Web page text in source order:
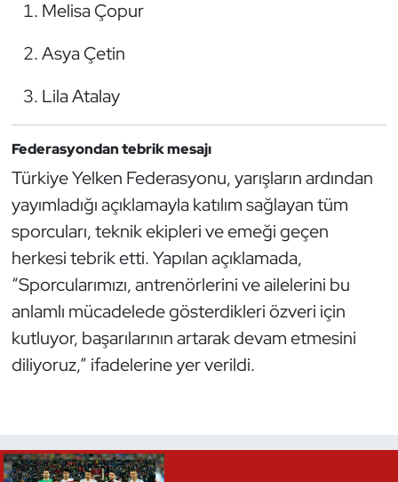
Melisa Çopur
Asya Çetin
Lila Atalay
Federasyondan tebrik mesajı
Türkiye Yelken Federasyonu, yarışların ardından
yayımladığı açıklamayla katılım sağlayan tüm
sporcuları, teknik ekipleri ve emeği geçen
herkesi tebrik etti. Yapılan açıklamada,
“Sporcularımızı, antrenörlerini ve ailelerini bu
anlamlı mücadelede gösterdikleri özveri için
kutluyor, başarılarının artarak devam etmesini
diliyoruz,” ifadelerine yer verildi.
Vücut Geliştirme Fitness
Wushu Kungfu
Yelken
Yüzme